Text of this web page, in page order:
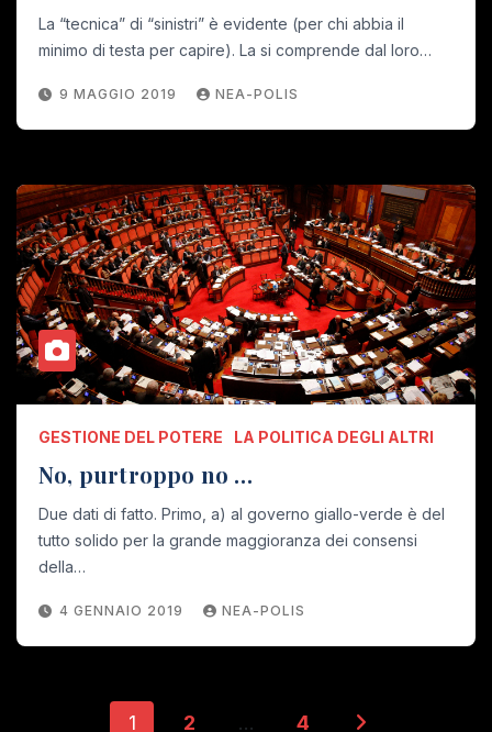
La “tecnica” di “sinistri” è evidente (per chi abbia il
minimo di testa per capire). La si comprende dal loro…
9 MAGGIO 2019 NEA-POLIS
GESTIONE DEL POTERE LA POLITICA DEGLI ALTRI
No, purtroppo no …
Due dati di fatto. Primo, a) al governo giallo-verde è del
tutto solido per la grande maggioranza dei consensi
della…
4 GENNAIO 2019 NEA-POLIS
Paginazione
1 2 … 4